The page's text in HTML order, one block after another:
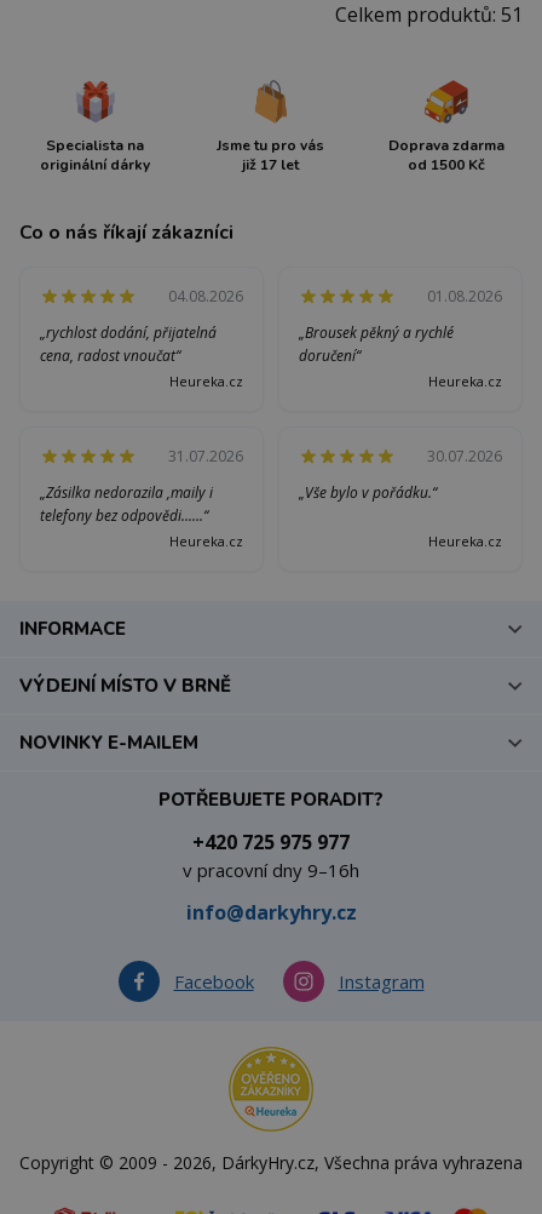
Celkem produktů: 51
Specialista na
originální dárky
Jsme tu pro vás
již 17 let
Doprava zdarma
od 1500 Kč
Co o nás říkají zákazníci
04.08.2026
„rychlost dodání, přijatelná
cena, radost vnoučat“
Heureka.cz
01.08.2026
„Brousek pěkný a rychlé
doručení“
Heureka.cz
31.07.2026
„Zásilka nedorazila ,maily i
telefony bez odpovědi......“
Heureka.cz
30.07.2026
„Vše bylo v pořádku.“
Heureka.cz
INFORMACE
VÝDEJNÍ MÍSTO V BRNĚ
POTŘEBUJETE PORADIT?
+420 725 975 977
v pracovní dny 9–16h
info@darkyhry.cz
Facebook Instagram
NOVINKY E-MAILEM
Copyright © 2009 - 2026, DárkyHry.cz, Všechna práva vyhrazena